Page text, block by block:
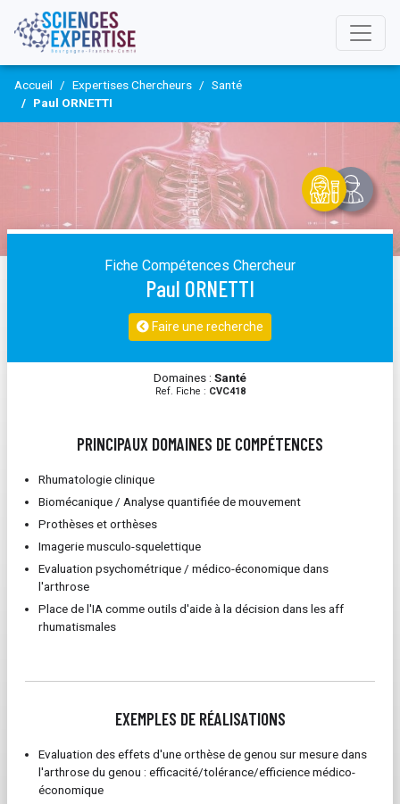
Accueil Expertises Chercheurs
Santé
Paul ORNETTI
Fiche Compétences Chercheur
Paul ORNETTI
Faire une recherche
Domaines : Santé
Ref. Fiche : CVC418
PRINCIPAUX DOMAINES DE COMPÉTENCES
Rhumatologie clinique
Biomécanique / Analyse quantifiée de mouvement
Prothèses et orthèses
Imagerie musculo-squelettique
Evaluation psychométrique / médico-économique dans
l'arthrose
Place de l'IA comme outils d'aide à la décision dans les aff
rhumatismales
EXEMPLES DE RÉALISATIONS
Evaluation des effets d'une orthèse de genou sur mesure dans
l'arthrose du genou : efficacité/tolérance/efficience médico-
économique